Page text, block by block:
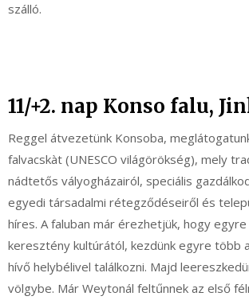
szálló.
11/+2. nap Konso falu,
Reggel átvezetünk Konsoba,
falvacskàt (UNESCO világörökség), mely
nádtetős vályogházairól, speciális
egyedi társadalmi rétegződéseiről és
híres. A faluban már érezhetjük, hogy
keresztény kultúrától, kezdünk egyre több
hívő helybélivel találkozni. Majd
völgybe. Már Weytonál feltűnnek az első